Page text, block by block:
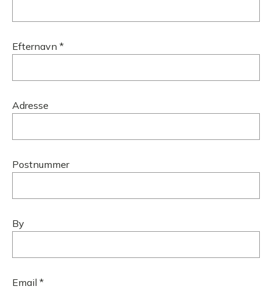
Efternavn *
Adresse
Postnummer
By
Email *